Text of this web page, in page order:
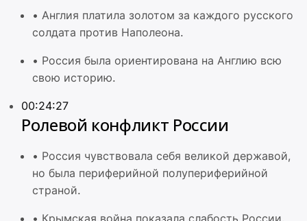
• Англия платила золотом за каждого русского
солдата против Наполеона.
• Россия была ориентирована на Англию всю
свою историю.
00:24:27
Ролевой конфликт России
• Россия чувствовала себя великой державой,
но была периферийной полупериферийной
страной.
• Крымская война показала слабость России.